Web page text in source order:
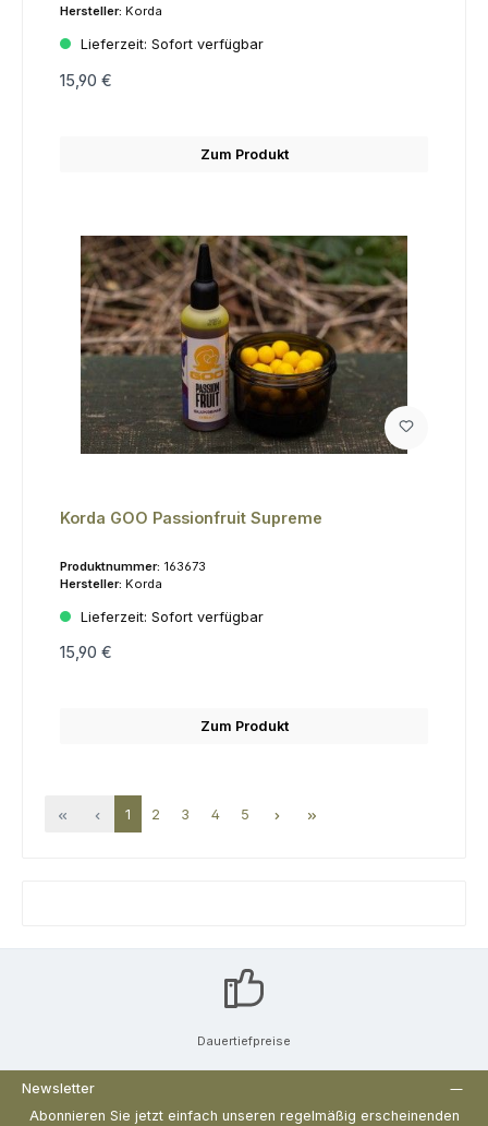
Hersteller: Korda
Lieferzeit: Sofort verfügbar
15,90 €
Zum Produkt
Korda GOO Passionfruit Supreme
Produktnummer: 163673
Hersteller: Korda
Lieferzeit: Sofort verfügbar
15,90 €
Zum Produkt
1 2 3 4 5
Dauertiefpreise
Newsletter
Abonnieren Sie jetzt einfach unseren regelmäßig erscheinenden